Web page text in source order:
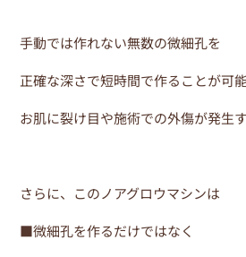
手動では作れない無数の微細孔を
正確な深さで短時間で作ることが可
お肌に裂け目や施術での外傷が発生
さらに、このノアグロウマシンは
■微細孔を作るだけではなく